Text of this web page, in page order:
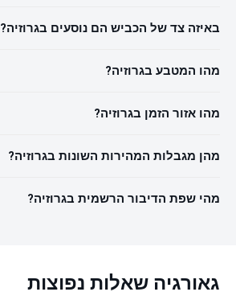
באיזה צד של הכביש הם נוסעים בגרוזיה?
מהו המטבע בגרוזיה?
מהו אזור הזמן בגרוזיה?
מהן מגבלות המהירות השונות בגרוזיה?
מהי שפת הדיבור הרשמית בגרוזיה?
גאורגיה שאלות נפוצות